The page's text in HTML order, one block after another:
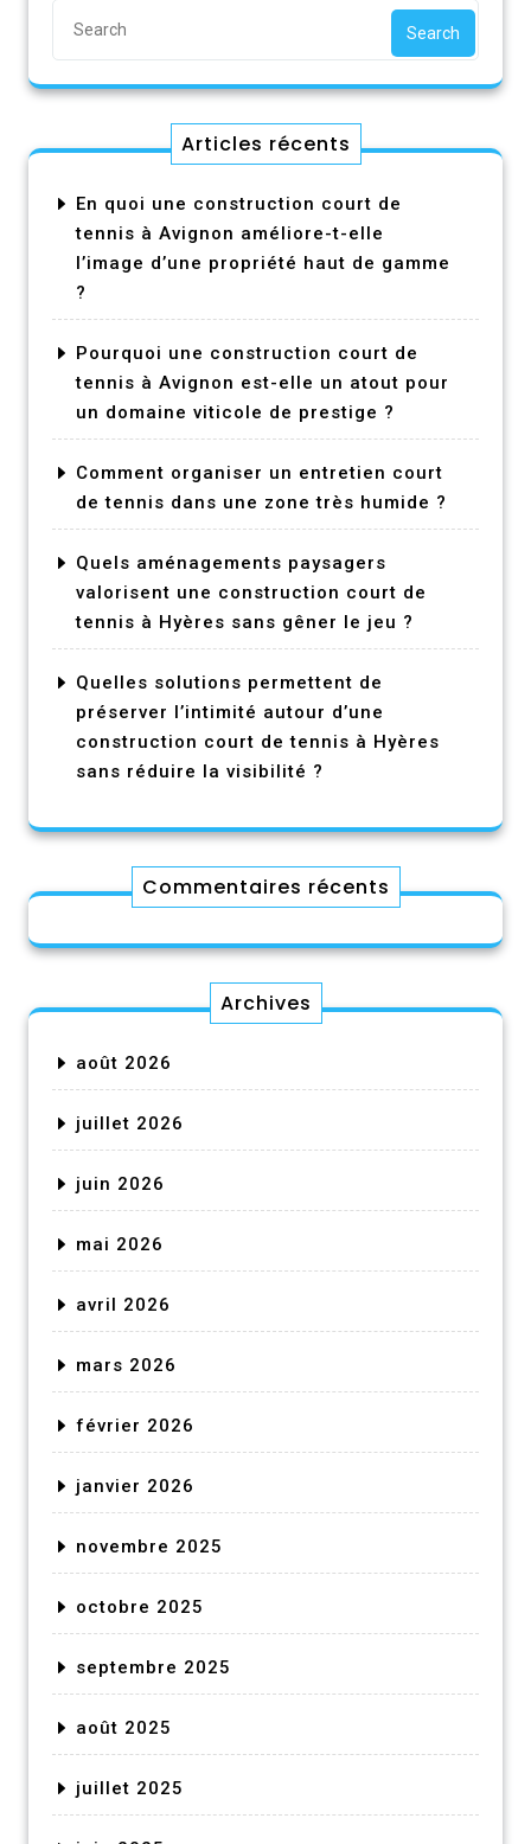
Search
Articles récents
En quoi une construction court de
tennis à Avignon améliore-t-elle
l’image d’une propriété haut de gamme
?
Pourquoi une construction court de
tennis à Avignon est-elle un atout pour
un domaine viticole de prestige ?
Comment organiser un entretien court
de tennis dans une zone très humide ?
Quels aménagements paysagers
valorisent une construction court de
tennis à Hyères sans gêner le jeu ?
Quelles solutions permettent de
préserver l’intimité autour d’une
construction court de tennis à Hyères
sans réduire la visibilité ?
Commentaires récents
Archives
août 2026
juillet 2026
juin 2026
mai 2026
avril 2026
mars 2026
février 2026
janvier 2026
novembre 2025
octobre 2025
septembre 2025
août 2025
juillet 2025